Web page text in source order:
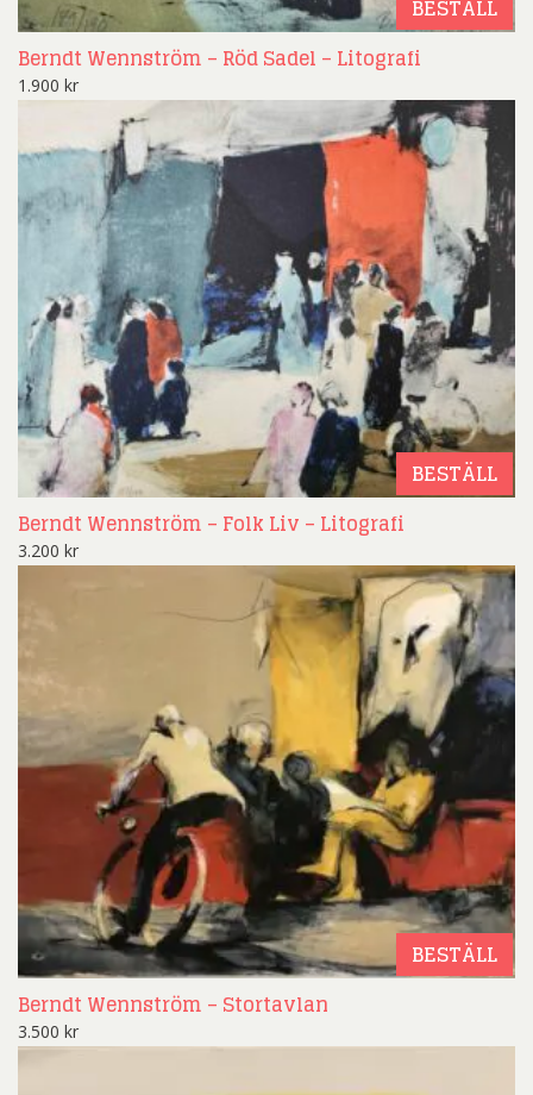
BESTÄLL
Berndt Wennström – Röd Sadel – Litografi
1.900 kr
BESTÄLL
Berndt Wennström – Folk Liv – Litografi
3.200 kr
BESTÄLL
Berndt Wennström – Stortavlan
3.500 kr